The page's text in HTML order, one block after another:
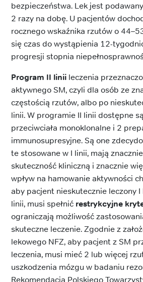
bezpieczeństwa. Lek jest
2 razy na dobę. U pacjentów
rocznego wskaźnika rzutów o
się czas do wystąpienia 12-
progresji stopnia
Program II linii leczenia
aktywnego SM, czyli dla osób ze
częstością rzutów, albo po
linii. W programie II linii dostępne
przeciwciała monoklonalne i 2
immunosupresyjne. Są one
te stosowane w I linii, mają
skuteczność kliniczną i znacznie
wpływ na hamowanie aktywności
aby pacjent nieskutecznie leczony I
linii, musi spełnić restrykcyjne
ograniczają możliwość
skuteczne leczenie. Zgodnie z
lekowego NFZ, aby pacjent z SM
leczenia, musi mieć 2 lub więcej
uszkodzenia mózgu w badaniu
Rekomendacja Polskiego